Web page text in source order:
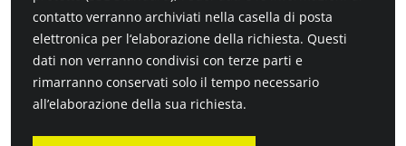
contatto verranno archiviati nella casella di posta
elettronica per l‘elaborazione della richiesta. Questi
dati non verranno condivisi con terze parti e
rimarranno conservati solo il tempo necessario
all’elaborazione della sua richiesta.